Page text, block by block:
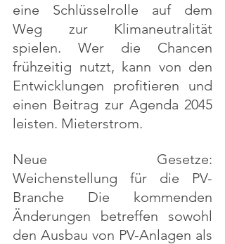
eine Schlüsselrolle auf dem
Weg zur Klimaneutralität
spielen. Wer die Chancen
frühzeitig nutzt, kann von den
Entwicklungen profitieren und
einen Beitrag zur Agenda 2045
leisten. Mieterstrom.
Neue Gesetze:
Weichenstellung für die PV-
Branche Die kommenden
Änderungen betreffen sowohl
den Ausbau von PV-Anlagen als